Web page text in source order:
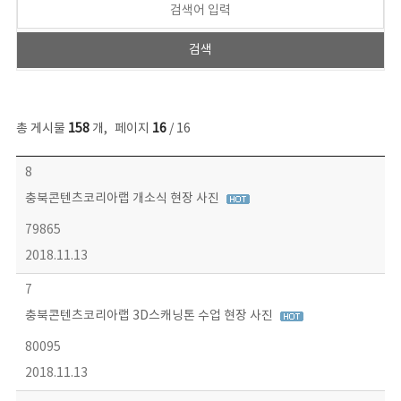
총 게시물 158개, 페이지 16/ 16
콘텐츠이슈 목록 - 번호, 제목, 작성자, 파일, 조회수, 작성일 정보 제공
8
충북콘텐츠코리아랩 개소식 현장 사진
79865
2018.11.13
7
충북콘텐츠코리아랩 3D스캐닝톤 수업 현장 사진
80095
2018.11.13